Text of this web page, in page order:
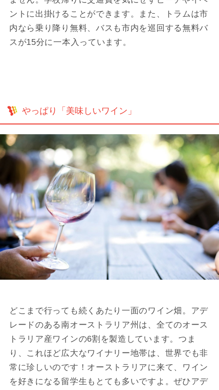
ントに出掛けることができます。また、トラムは市
内なら乗り降り無料、バスも市内を巡回する無料バ
スが15分に一本入っています。
やっぱり「美味しいワイン」
どこまで行っても続くあたり一面のワイン畑。アデ
レードのある南オーストラリア州は、全てのオース
トラリア産ワインの6割を製造しています。つま
り、これほど広大なワイナリー地帯は、世界でも非
常に珍しいのです！オーストラリアに来て、ワイン
を好きになる留学生もとても多いですよ。ぜひアデ